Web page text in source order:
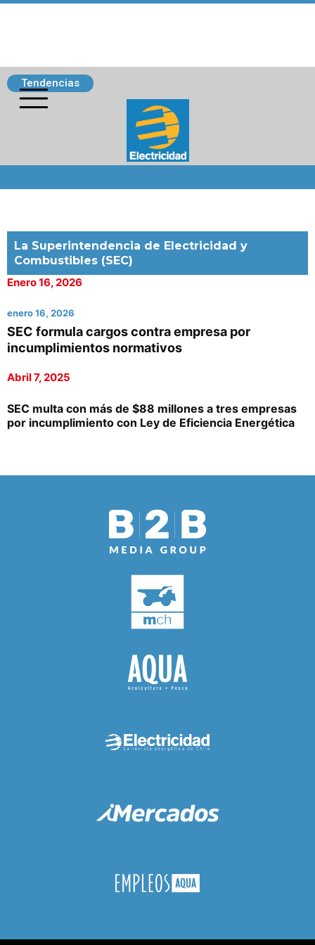
Tendencias
La Superintendencia de Electricidad y
Combustibles (SEC)
Enero 16, 2026
enero 16, 2026
SEC formula cargos contra empresa por
incumplimientos normativos
Abril 7, 2025
SEC multa con más de $88 millones a tres empresas
por incumplimiento con Ley de Eficiencia Energética